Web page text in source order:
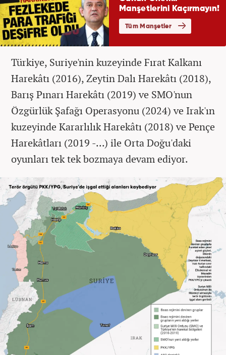
Türkiye, Suriye'nin kuzeyinde Fırat Kalkanı
Harekâtı (2016), Zeytin Dalı Harekâtı (2018),
Barış Pınarı Harekâtı (2019) ve SMO'nun
Özgürlük Şafağı Operasyonu (2024) ve Irak'ın
kuzeyinde Kararlılık Harekâtı (2018) ve Pençe
Harekâtları (2019 -...) ile Orta Doğu'daki
oyunları tek tek bozmaya devam ediyor.